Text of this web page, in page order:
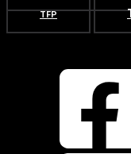
TFP
OBEN